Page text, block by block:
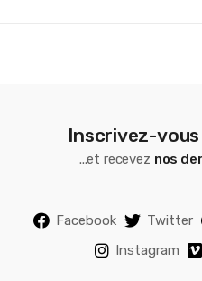
Inscrivez-
...et recevez nos
Facebook Twitter
Instagram